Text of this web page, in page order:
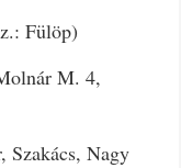
Fülöp)
M. 4,
Szakács, Nagy